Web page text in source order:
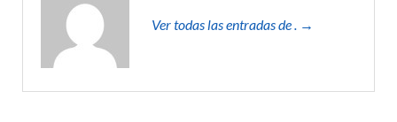
Ver todas las entradas de . →